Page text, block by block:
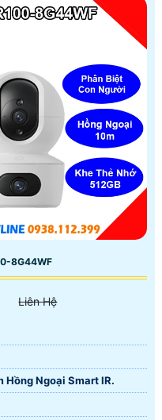
8G44WF
Liên Hệ
Hồng Ngoại Smart IR.